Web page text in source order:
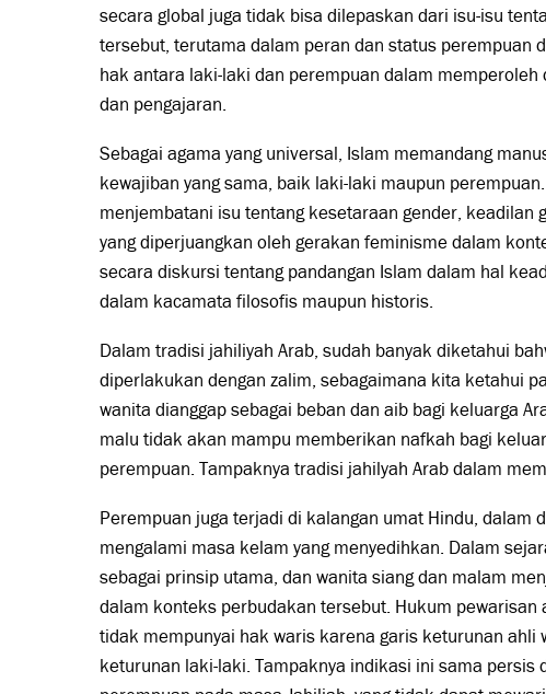
secara global juga tidak bisa dilepaskan dari isu-isu
tersebut, terutama dalam peran dan status perempuan
hak antara laki-laki dan perempuan dalam
dan pengajaran.
Sebagai agama yang universal, Islam memandang
kewajiban yang sama, baik laki-laki maupun
menjembatani isu tentang kesetaraan gender, keadilan
yang diperjuangkan oleh gerakan feminisme dalam
secara diskursi tentang pandangan Islam dalam hal
dalam kacamata filosofis maupun historis.
Dalam tradisi jahiliyah Arab, sudah banyak diketahui
diperlakukan dengan zalim, sebagaimana kita ketahui
wanita dianggap sebagai beban dan aib bagi keluarga
malu tidak akan mampu memberikan nafkah bagi
perempuan. Tampaknya tradisi jahilyah Arab dalam
Perempuan juga terjadi di kalangan umat Hindu, dalam
mengalami masa kelam yang menyedihkan. Dalam
sebagai prinsip utama, dan wanita siang dan malam
dalam konteks perbudakan tersebut. Hukum pewarisan
tidak mempunyai hak waris karena garis keturunan ahli
keturunan laki-laki. Tampaknya indikasi ini sama persis